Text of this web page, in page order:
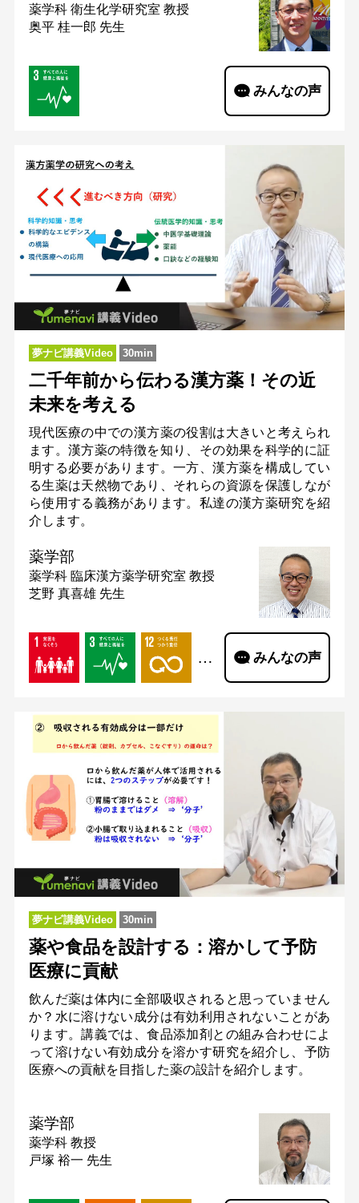
薬学科 衛生化学研究室 教授
奥平 桂一郎 先生
みんなの声
夢ナビ講義Video 30min
二千年前から伝わる漢方薬！その近
未来を考える
現代医療の中での漢方薬の役割は大きいと考えられ
ます。漢方薬の特徴を知り、その効果を科学的に証
明する必要があります。一方、漢方薬を構成してい
る生薬は天然物であり、それらの資源を保護しなが
ら使用する義務があります。私達の漢方薬研究を紹
介します。
薬学部
薬学科 臨床漢方薬学研究室 教授
芝野 真喜雄 先生
… みんなの声
夢ナビ講義Video 30min
薬や食品を設計する：溶かして予防
医療に貢献
飲んだ薬は体内に全部吸収されると思っていません
か？水に溶けない成分は有効利用されないことがあ
ります。講義では、食品添加剤との組み合わせによ
って溶けない有効成分を溶かす研究を紹介し、予防
医療への貢献を目指した薬の設計を紹介します。
薬学部
薬学科 教授
戸塚 裕一 先生